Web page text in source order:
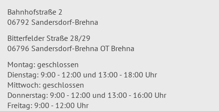
Bahnhofstraße 2
06792 Sandersdorf-Brehna
Bitterfelder Straße 28/29
06796 Sandersdorf-Brehna OT Brehna
Montag: geschlossen
Dienstag: 9:00 - 12:00 und 13:00 - 18:00 Uhr
Mittwoch: geschlossen
Donnerstag: 9:00 - 12:00 und 13:00 - 16:00 Uhr
Freitag: 9:00 - 12:00 Uhr